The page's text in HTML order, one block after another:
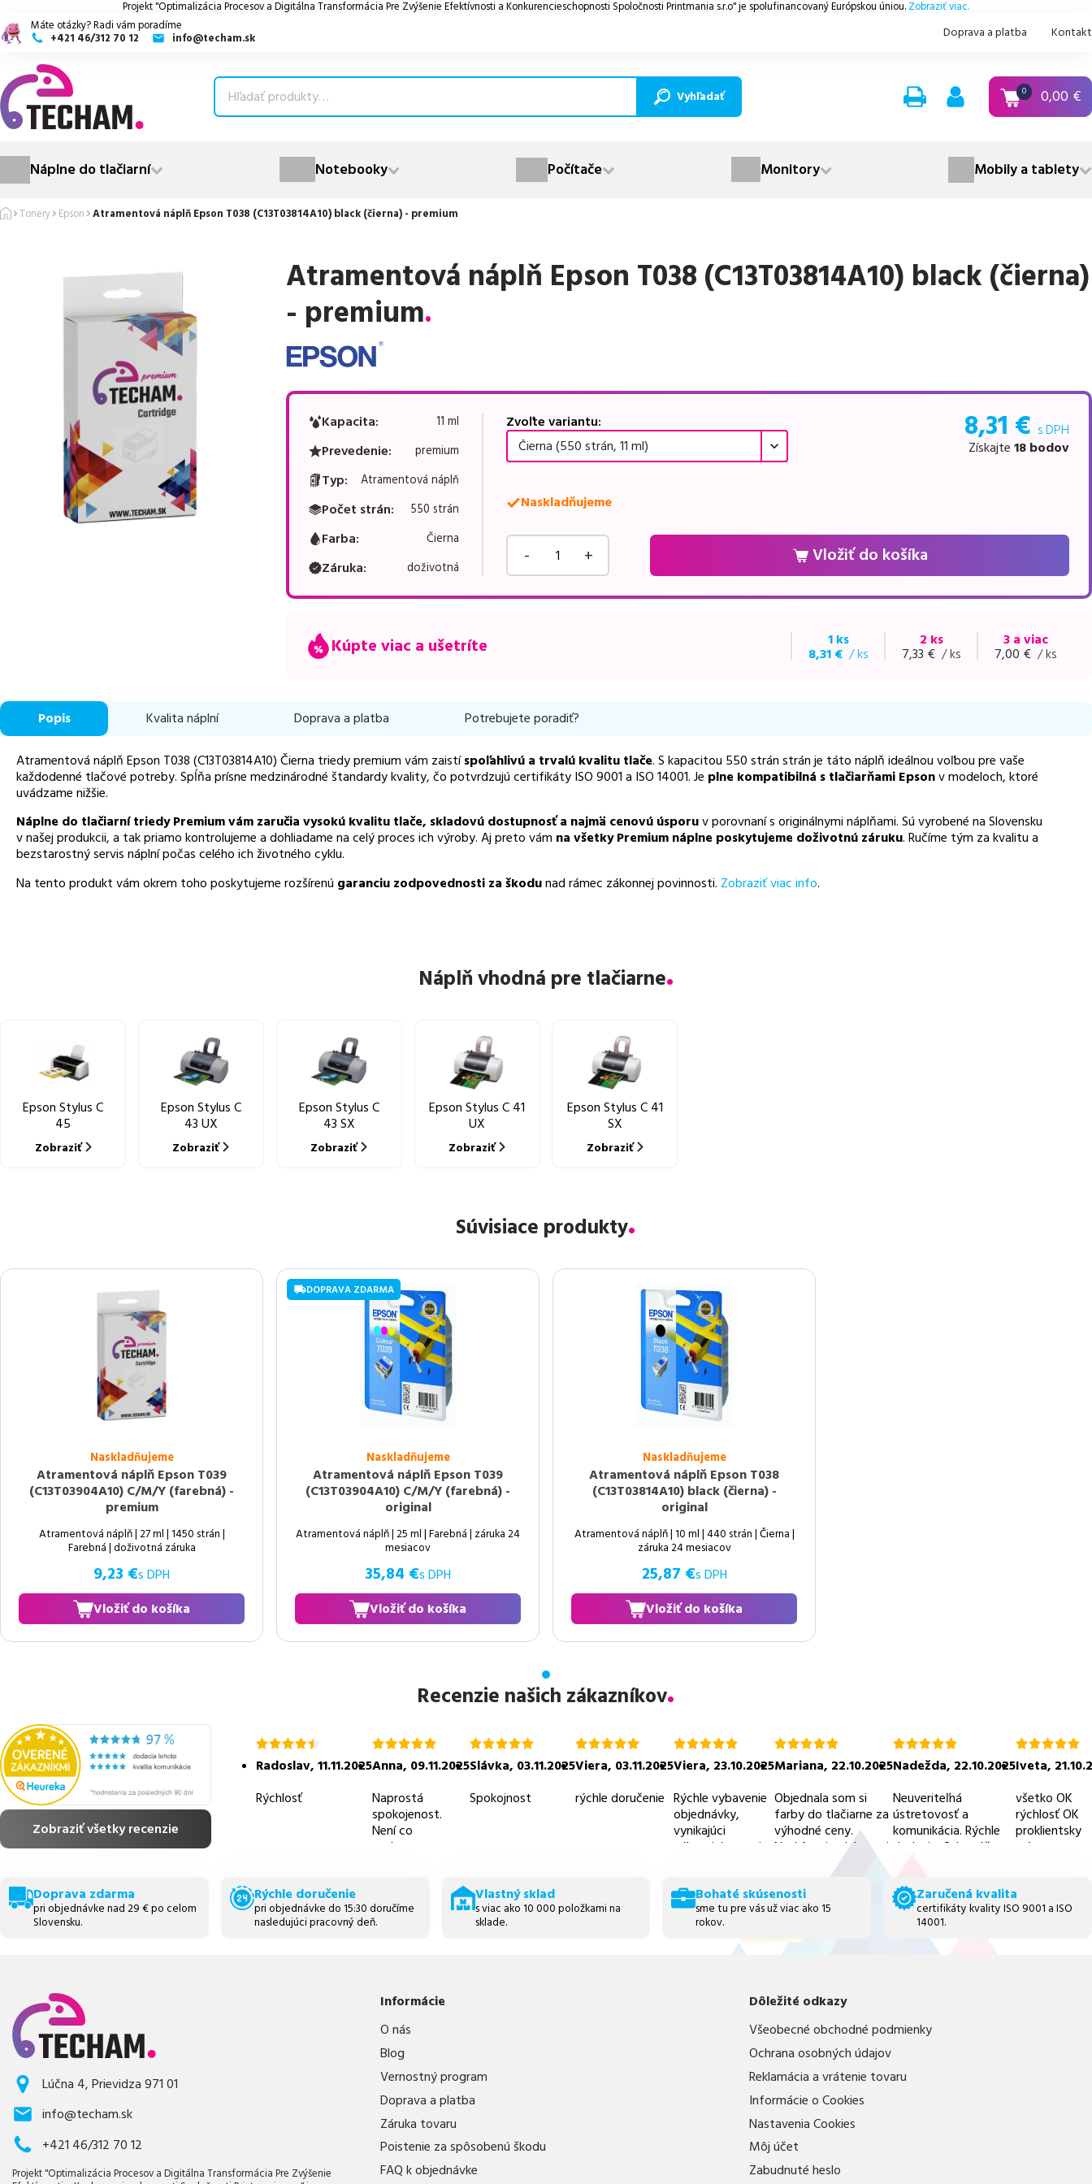
Projekt "Optimalizácia Procesov a Digitálna Transformácia Pre Zvýšenie Efektívnosti a Konkurencieschopnosti Spoločnosti Printmania s.r.o" je spolufinancovaný Európskou úniou. Zobraziť viac.
Máte otázky? Radi vám poradíme
+421 46/312 70 12
info@techam.sk Doprava a platba Kontakt
Vyhľadať 0 0,00 €
Náplne do tlačiarní Notebooky Počítače Monitory Mobily a tablety
Tonery Epson Atramentová náplň Epson T038 (C13T03814A10) black (čierna) - premium
Atramentová náplň Epson T038 (C13T03814A10) black (čierna)
- premium.
Kapacita: 11 ml
Prevedenie: premium
Typ: Atramentová náplň
Počet strán: 550 strán
Farba: Čierna
Záruka: doživotná
Zvoľte variantu:
Čierna (550 strán, 11 ml)
8,31 € s DPH
Získajte 18 bodov
Naskladňujeme
- + Vložiť do košíka
Kúpte viac a ušetríte
1 ks
8,31 € / ks
2 ks
7,33 € / ks
3 a viac
7,00 € / ks
Popis Kvalita náplní Doprava a platba Potrebujete poradiť?
Atramentová náplň Epson T038 (C13T03814A10) Čierna triedy premium vám zaistíspoľahlivú a trvalú kvalitu tlače. S kapacitou 550 strán strán je táto náplň ideálnou voľbou pre vaše
každodenné tlačové potreby. Spĺňa prísne medzinárodné štandardy kvality, čo potvrdzujú certifikáty ISO 9001 a ISO 14001. Je plne kompatibilná s tlačiarňami Epsonv modeloch, ktoré
uvádzame nižšie.
Náplne do tlačiarní triedy Premium vám zaručia vysokú kvalitu tlače, skladovú dostupnosť a najmä cenovú úsporuv porovnaní s originálnymi náplňami. Sú vyrobené na Slovensku
v našej produkcii, a tak priamo kontrolujeme a dohliadame na celý proces ich výroby. Aj preto vám na všetky Premium náplne poskytujeme doživotnú záruku. Ručíme tým za kvalitu a
bezstarostný servis náplní počas celého ich životného cyklu.
Na tento produkt vám okrem toho poskytujeme rozšírenú garanciu zodpovednosti za škodunad rámec zákonnej povinnosti. Zobraziť viac info.
Náplň vhodná pre tlačiarne
Epson Stylus C
45
Zobraziť
Epson Stylus C
43 UX
Zobraziť
Epson Stylus C
43 SX
Zobraziť
Epson Stylus C 41
UX
Zobraziť
Epson Stylus C 41
SX
Zobraziť
Súvisiace produkty
Naskladňujeme
Atramentová náplň Epson T039
(C13T03904A10) C/M/Y (farebná) -
premium
Atramentová náplň | 27 ml | 1450 strán |
Farebná | doživotná záruka
9,23 €s DPH
Vložiť do košíka
DOPRAVA ZDARMA
Naskladňujeme
Atramentová náplň Epson T039
(C13T03904A10) C/M/Y (farebná) -
original
Atramentová náplň | 25 ml | Farebná | záruka 24
mesiacov
35,84 €s DPH
Vložiť do košíka
Naskladňujeme
Atramentová náplň Epson T038
(C13T03814A10) black (čierna) -
original
Atramentová náplň | 10 ml | 440 strán | Čierna |
záruka 24 mesiacov
25,87 €s DPH
Vložiť do košíka
Recenzie našich zákazníkov
Zobraziť všetky recenzie
hodnotenie
4.5
5
Radoslav, 11.11.2025
Rýchlosť
hodnotenie
5.0
5
Anna, 09.11.2025
Naprostá
spokojenost.
Není co
vytknout.
hodnotenie
5.0
5
Slávka, 03.11.2025
Spokojnost
hodnotenie
5.0
5
Viera, 03.11.2025
rýchle doručenie
hodnotenie
5.0
5
Viera, 23.10.2025
Rýchle vybavenie
objednávky,
vynikajúci
zákaznicky servis,
hodnotenie
5.0
5
Mariana, 22.10.2025
Objednala som si
farby do tlačiarne za
výhodné ceny.
Neskôr mi volala pani
z obchodu a
informovala ma ešte
o ďalších vyhodach -
ako napr. ušetriť na
Myslím si,že im
naozaj chvályhodné.
hodnotenie
5.0
5
Nadežda, 22.10.2025
Neuveriteľná
ústretovosť a
komunikácia. Rýchle
dodanie. Odporúčam
hodnotenie
5.0
5
Iveta,
všetko OK
rýchlosť OK
proklientsky
prístup
Doprava zdarma
pri objednávke nad 29 € po celom
Slovensku.
Rýchle doručenie
pri objednávke do 15:30 doručíme
nasledujúci pracovný deň.
Vlastný sklad
s viac ako 10 000 položkami na
sklade.
Bohaté skúsenosti
sme tu pre vás už viac ako 15
rokov.
Zaručená kvalita
certifikáty kvality ISO 9001 a ISO
14001.
Lúčna 4, Prievidza 971 01
info@techam.sk
+421 46/312 70 12
Projekt "Optimalizácia Procesov a Digitálna Transformácia Pre Zvýšenie
Informácie
O nás
Blog
Vernostný program
Doprava a platba
Záruka tovaru
Poistenie za spôsobenú škodu
FAQ k objednávke
Dôležité odkazy
Všeobecné obchodné podmienky
Ochrana osobných údajov
Reklamácia a vrátenie tovaru
Informácie o Cookies
Nastavenia Cookies
Môj účet
Zabudnuté heslo